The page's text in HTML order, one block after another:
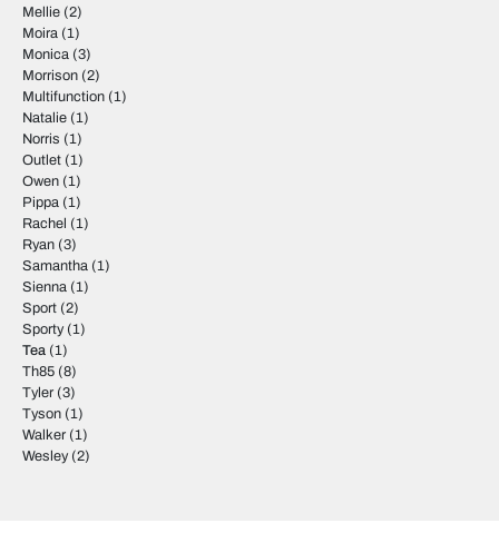
Mellie (2)
Moira (1)
Monica (3)
Morrison (2)
Multifunction (1)
Natalie (1)
Norris (1)
Outlet (1)
Owen (1)
Pippa (1)
Rachel (1)
Ryan (3)
Samantha (1)
Sienna (1)
Sport (2)
Sporty(1)
Tea (1)
Th85 (8)
Tyler (3)
Tyson (1)
Walker (1)
Wesley(2)